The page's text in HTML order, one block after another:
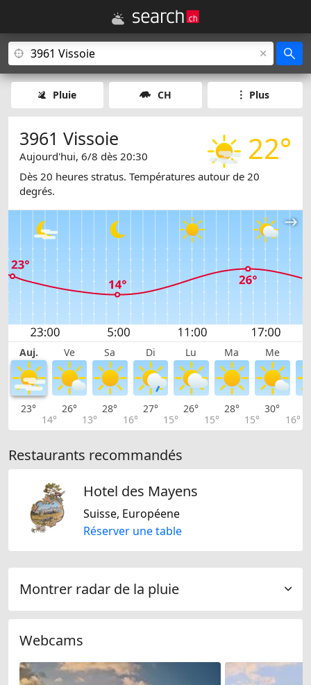
Pluie CH Plus
22°
3961 Vissoie
Aujourd'hui, 6/8 dès 20:30
Dès 20 heures stratus. Températures autour de 20
degrés.
Auj. Ve Sa Di Lu Ma Me
23°
14°
26°
13°
28°
16°
27°
15°
26°
15°
28°
15°
30°
16°
Restaurants recommandés
Hotel des Mayens
Suisse, Européene
Réserver une table
Montrer radar de la pluie
Webcams